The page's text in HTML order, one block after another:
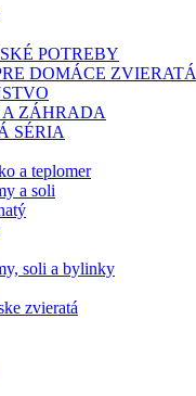
POTREBY
DOMÁCE ZVIERATÁ
ZÁHRADA
SÉRIA
a teplomer
a soli
soli a bylinky
zvieratá